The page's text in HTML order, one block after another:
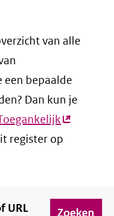
van alle
een bepaalde
Dan kun je
(externe
link)
register op
URL